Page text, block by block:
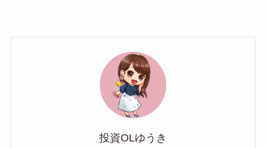
投資OLゆうき